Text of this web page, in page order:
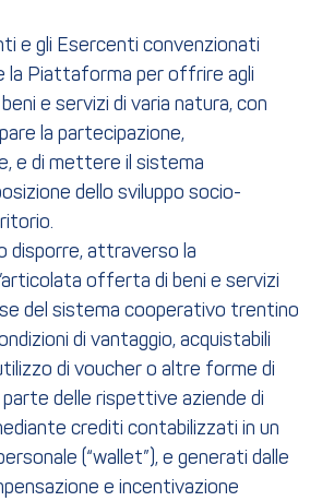
e gli Esercenti convenzionati
la Piattaforma per offrire agli
e servizi di varia natura, con
la partecipazione,
e di mettere il sistema
dello sviluppo socio-
disporre, attraverso la
offerta di beni e servizi
del sistema cooperativo trentino
di vantaggio, acquistabili
di voucher o altre forme di
delle rispettive aziende di
crediti contabilizzati in un
(“wallet”), e generati dalle
e incentivazione